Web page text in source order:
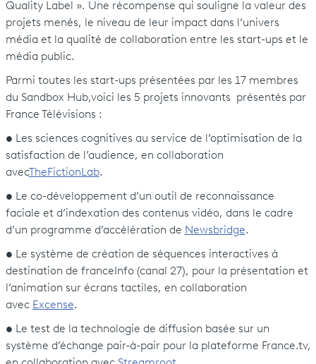
Quality Label ». Une récompense qui souligne la valeur des
projets menés, le niveau de leur impact dans l’univers
média et la qualité de collaboration entre les start-ups et le
média public.
Parmi toutes les start-ups présentées par les 17 membres
du Sandbox Hub,voici les 5 projets innovants présentés par
France Télévisions :
• Les sciences cognitives au service de l’optimisation de la
satisfaction de l’audience, en collaboration
avecTheFictionLab.
• Le co-développement d’un outil de reconnaissance
faciale et d’indexation des contenus vidéo, dans le cadre
d’un programme d’accélération de Newsbridge.
• Le système de création de séquences interactives à
destination de franceInfo (canal 27), pour la présentation et
l’animation sur écrans tactiles, en collaboration
avec Excense.
• Le test de la technologie de diffusion basée sur un
système d’échange pair-à-pair pour la plateforme France.tv,